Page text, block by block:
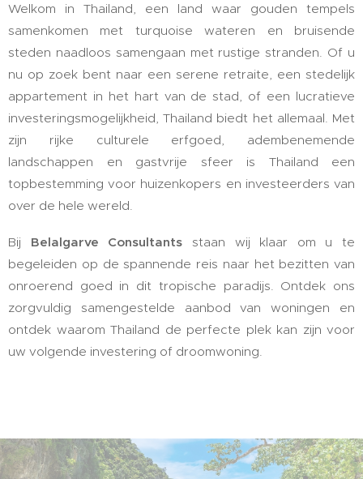
Welkom in Thailand, een land waar gouden tempels
samenkomen met turquoise wateren en bruisende
steden naadloos samengaan met rustige stranden. Of u
nu op zoek bent naar een serene retraite, een stedelijk
appartement in het hart van de stad, of een lucratieve
investeringsmogelijkheid, Thailand biedt het allemaal. Met
zijn rijke culturele erfgoed, adembenemende
landschappen en gastvrije sfeer is Thailand een
topbestemming voor huizenkopers en investeerders van
over de hele wereld.
Bij Belalgarve Consultants staan wij klaar om u te
begeleiden op de spannende reis naar het bezitten van
onroerend goed in dit tropische paradijs. Ontdek ons
zorgvuldig samengestelde aanbod van woningen en
ontdek waarom Thailand de perfecte plek kan zijn voor
uw volgende investering of droomwoning.